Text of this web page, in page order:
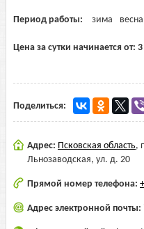
Период работы: зима весна
Цена за сутки начинается от:
Поделиться:
Адрес: Псковская область,
Льнозаводская, ул. д. 20
Прямой номер телефона:
Адрес электронной почты: